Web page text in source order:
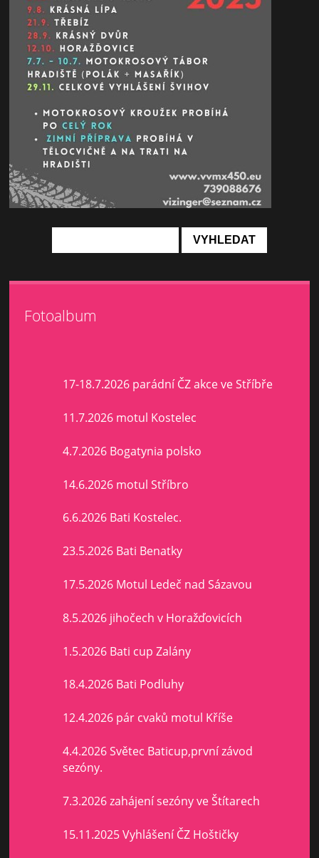
Fotoalbum
17-18.7.2026 parádní ČZ akce ve Stříbře
11.7.2026 motul Kostelec
4.7.2026 Bogatynia polsko
14.6.2026 motul Stříbro
6.6.2026 Bati Kostelec.
23.5.2026 Bati Benatky
17.5.2026 Motul Ledeč nad Sázavou
8.5.2026 jihočech v Horažďovicích
1.5.2026 Bati cup Zalány
18.4.2026 Bati Podluhy
12.4.2026 pár cvaků motul Kříše
4.4.2026 Světec Baticup,první závod
sezóny.
7.3.2026 zahájení sezóny ve Štítarech
15.11.2025 Vyhlášení ČZ Hoštičky